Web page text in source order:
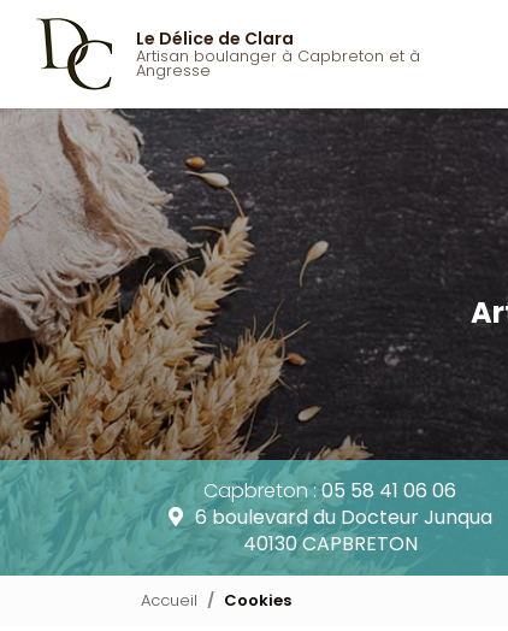
Aller
contenu
principal
Le Délice de Clara
Artisan boulanger à Capbreton et à
Angresse
Capbreton :05 58 41 06 06
6 boulevard du Docteur Junqua
40130 CAPBRETON
Accueil Cookies